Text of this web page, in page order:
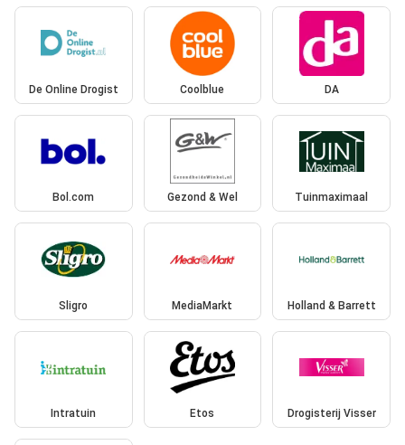
De Online Drogist Coolblue DA
Bol.com Gezond & Wel Tuinmaximaal
Sligro MediaMarkt Holland & Barrett
Intratuin Etos Drogisterij Visser